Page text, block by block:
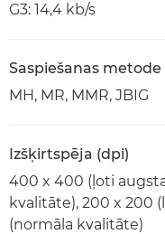
G3: 14,4 kb/s
Saspiešanas metode
MH, MR, MMR, JBIG
Izšķirtspēja (dpi)
400 x 400 (ļoti
kvalitāte), 200 x 200
(normāla kvalitāte)